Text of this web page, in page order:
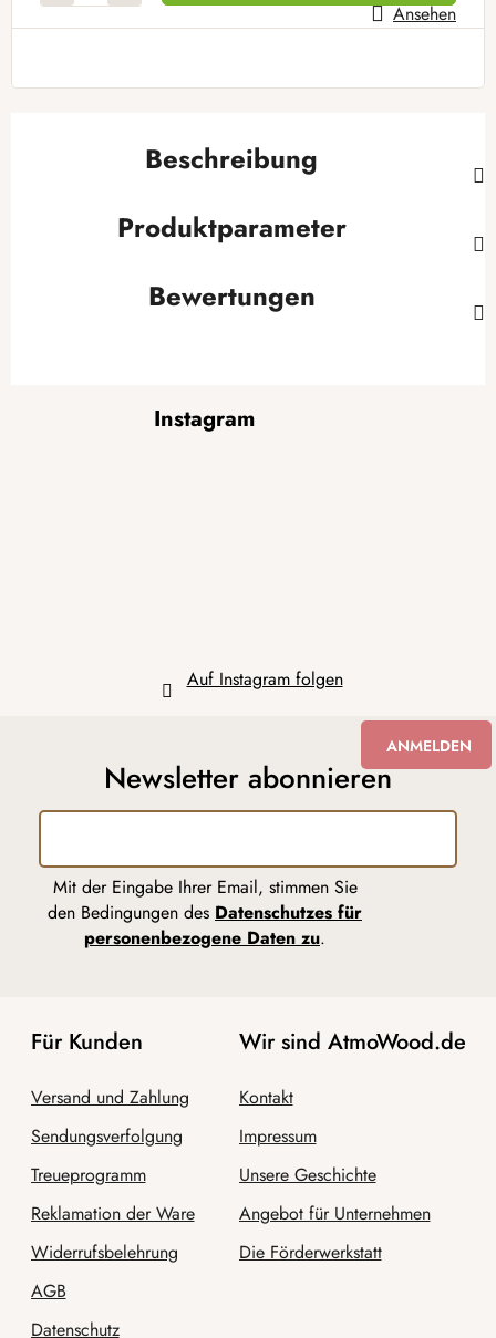
Ansehen
Beschreibung
Produktparameter
Bewertungen
Instagram
Auf Instagram folgen
Newsletter abonnieren
Mit der Eingabe Ihrer Email, stimmen Sie
den Bedingungen des Datenschutzes für
personenbezogene Daten zu.
ANMELDEN
Für Kunden
Versand und Zahlung
Sendungsverfolgung
Treueprogramm
Reklamation der Ware
Widerrufsbelehrung
AGB
Datenschutz
Wir sind AtmoWood.de
Kontakt
Impressum
Unsere Geschichte
Angebot für Unternehmen
Die Förderwerkstatt